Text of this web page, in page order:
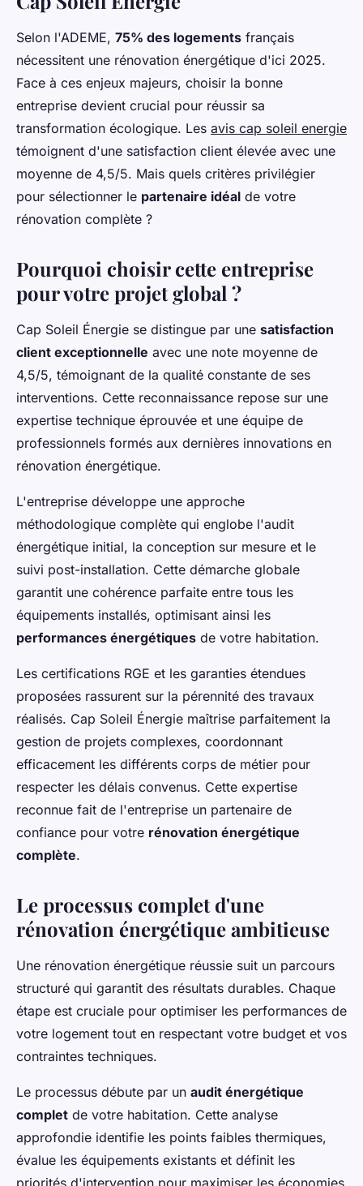
Selon l'ADEME, 75% des logements français
nécessitent une rénovation énergétique d'ici 2025.
Face à ces enjeux majeurs, choisir la bonne
entreprise devient crucial pour réussir sa
transformation écologique. Les avis cap soleil energie
témoignent d'une satisfaction client élevée avec une
moyenne de 4,5/5. Mais quels critères privilégier
pour sélectionner le partenaire idéal de votre
rénovation complète ?
Pourquoi choisir cette entreprise
pour votre projet global ?
Cap Soleil Énergie se distingue par une satisfaction
client exceptionnelle avec une note moyenne de
4,5/5, témoignant de la qualité constante de ses
interventions. Cette reconnaissance repose sur une
expertise technique éprouvée et une équipe de
professionnels formés aux dernières innovations en
rénovation énergétique.
L'entreprise développe une approche
méthodologique complète qui englobe l'audit
énergétique initial, la conception sur mesure et le
suivi post-installation. Cette démarche globale
garantit une cohérence parfaite entre tous les
équipements installés, optimisant ainsi les
performances énergétiques de votre habitation.
Les certifications RGE et les garanties étendues
proposées rassurent sur la pérennité des travaux
réalisés. Cap Soleil Énergie maîtrise parfaitement la
gestion de projets complexes, coordonnant
efficacement les différents corps de métier pour
respecter les délais convenus. Cette expertise
reconnue fait de l'entreprise un partenaire de
confiance pour votre rénovation énergétique
complète.
Le processus complet d'une
rénovation énergétique ambitieuse
Une rénovation énergétique réussie suit un parcours
structuré qui garantit des résultats durables. Chaque
étape est cruciale pour optimiser les performances de
votre logement tout en respectant votre budget et vos
contraintes techniques.
Le processus débute par un audit énergétique
complet de votre habitation. Cette analyse
approfondie identifie les points faibles thermiques,
évalue les équipements existants et définit les